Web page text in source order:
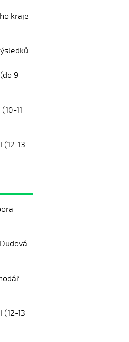
kraje
9
11
(12-13
-
-
(12-13